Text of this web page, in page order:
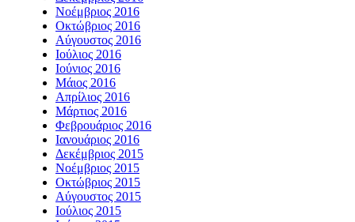
Νοέμβριος 2016
Οκτώβριος 2016
Αύγουστος 2016
Ιούλιος 2016
Ιούνιος 2016
Μάιος 2016
Απρίλιος 2016
Μάρτιος 2016
Φεβρουάριος 2016
Ιανουάριος 2016
Δεκέμβριος 2015
Νοέμβριος 2015
Οκτώβριος 2015
Αύγουστος 2015
Ιούλιος 2015